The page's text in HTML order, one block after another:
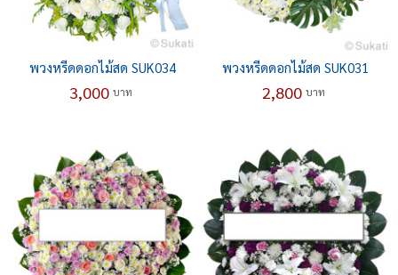
พวงหรีดดอกไม้สด SUK034
3,000 บาท
พวงหรีดดอกไม้สด SUK031
2,800 บาท